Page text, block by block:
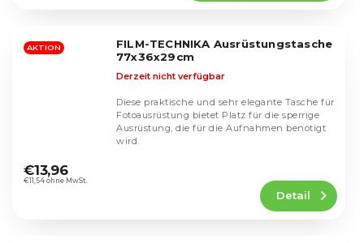
Sternen.
AKTION
FILM-TECHNIKA Ausrüstungstasche
77x36x29cm
durchschnittliche
Produktbewertung
Derzeit nicht verfügbar
€11,54 ohne MwSt.
€13,96
Detail
Diese praktische und sehr elegante Tasche für
Fotoausrüstung bietet Platz für die sperrige
Ausrüstung, die für die Aufnahmen benötigt
wird.